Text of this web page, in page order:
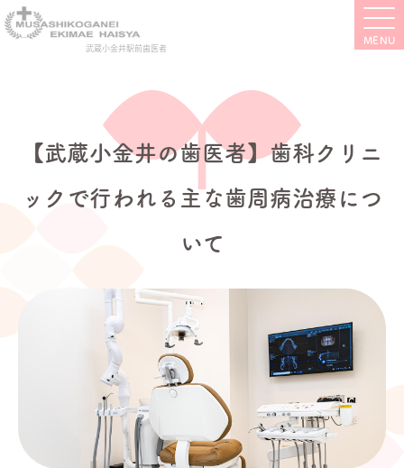
武蔵小金井駅前歯医者
【武蔵小金井の歯医者】歯科クリニ
ックで行われる主な歯周病治療につ
いて